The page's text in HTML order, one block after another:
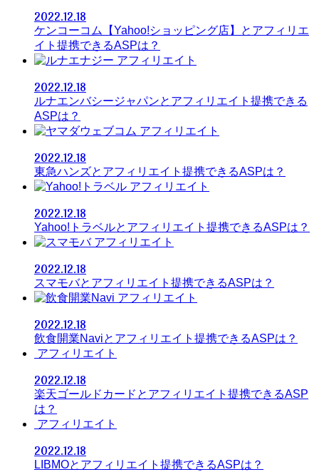
2022.12.18
ケンコーコム【Yahoo!ショッピング店】とアフィリエ
イト提携できるASPは？
アフィリエイト
2022.12.18
ルナエンバシージャパンとアフィリエイト提携できる
ASPは？
アフィリエイト
2022.12.18
東急ハンズとアフィリエイト提携できるASPは？
アフィリエイト
2022.12.18
Yahoo!トラベルとアフィリエイト提携できるASPは？
アフィリエイト
2022.12.18
スマモバとアフィリエイト提携できるASPは？
アフィリエイト
2022.12.18
飲食開業Naviとアフィリエイト提携できるASPは？
アフィリエイト
2022.12.18
楽天ゴールドカードとアフィリエイト提携できるASP
は？
アフィリエイト
2022.12.18
LIBMOとアフィリエイト提携できるASPは？